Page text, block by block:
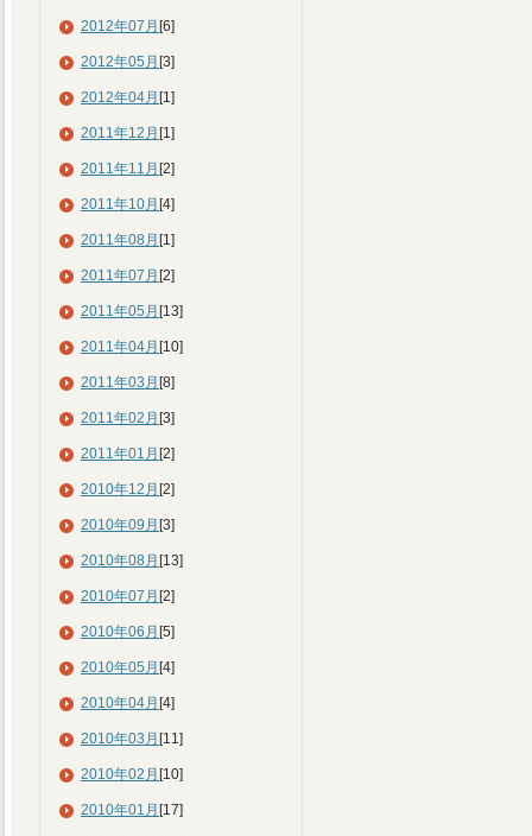
2012年07月 [6]
2012年05月 [3]
2012年04月 [1]
2011年12月 [1]
2011年11月 [2]
2011年10月 [4]
2011年08月 [1]
2011年07月 [2]
2011年05月 [13]
2011年04月 [10]
2011年03月 [8]
2011年02月 [3]
2011年01月 [2]
2010年12月 [2]
2010年09月 [3]
2010年08月 [13]
2010年07月 [2]
2010年06月 [5]
2010年05月 [4]
2010年04月 [4]
2010年03月 [11]
2010年02月 [10]
2010年01月 [17]